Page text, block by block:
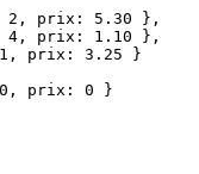
prix: 5.30 },
prix: 1.10 },
prix: 3.25 }
prix: 0 }